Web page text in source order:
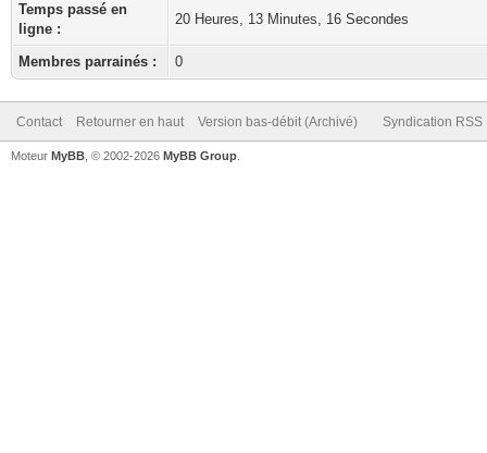
Temps passé en
ligne :
20 Heures, 13 Minutes, 16 Secondes
Membres parrainés : 0
Contact Retourner en haut Version bas-débit (Archivé) Syndication RSS
Moteur MyBB , © 2002-2026 MyBB Group